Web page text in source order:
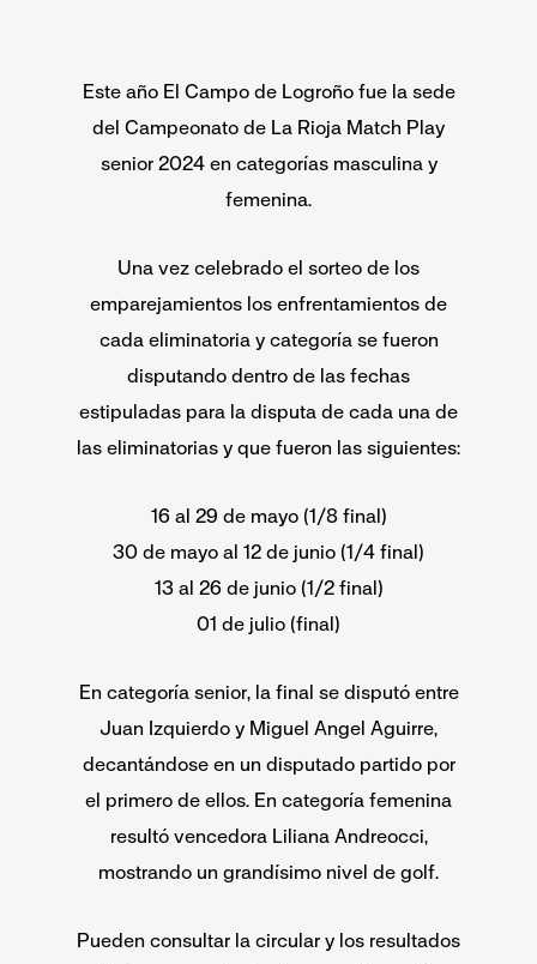
Este año El Campo de Logroño fue la sede
del Campeonato de La Rioja Match Play
senior 2024 en categorías masculina y
femenina.
Una vez celebrado el sorteo de los
emparejamientos los enfrentamientos de
cada eliminatoria y categoría se fueron
disputando dentro de las fechas
estipuladas para la disputa de cada una de
las eliminatorias y que fueron las siguientes:
16 al 29 de mayo (1/8 final)
30 de mayo al 12 de junio (1/4 final)
13 al 26 de junio (1/2 final)
01 de julio (final)
En categoría senior, la final se disputó entre
Juan Izquierdo y Miguel Angel Aguirre,
decantándose en un disputado partido por
el primero de ellos. En categoría femenina
resultó vencedora Liliana Andreocci,
mostrando un grandísimo nivel de golf.
Pueden consultar la circular y los resultados